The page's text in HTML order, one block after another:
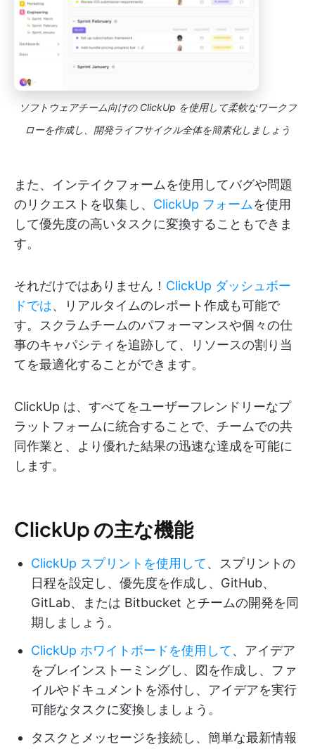
ソフトウェアチーム向けの ClickUp を使用して柔軟なワークフ
ローを作成し、開発ライフサイクル全体を簡素化しましょう
また、インテイクフォームを使用してバグや問題
のリクエストを収集し、 ClickUp フォームを使用
して優先度の高いタスクに変換することもできま
す。
それだけではありません！ ClickUp ダッシュボー
ドでは、リアルタイムのレポート作成も可能で
す。スクラムチームのパフォーマンスや個々の仕
事のキャパシティを追跡して、リソースの割り当
てを最適化することができます。
ClickUp は、すべてをユーザーフレンドリーなプ
ラットフォームに統合することで、チームでの共
同作業と、より優れた結果の迅速な達成を可能に
します。
ClickUp の主な機能
ClickUp スプリントを使用して、スプリントの
日程を設定し、優先度を作成し、GitHub、
GitLab、または Bitbucket とチームの開発を同
期しましょう。
ClickUp ホワイトボードを使用して、アイデア
をブレインストーミングし、図を作成し、ファ
イルやドキュメントを添付し、アイデアを実行
可能なタスクに変換しましょう。
タスクとメッセージを接続し、簡単な最新情報